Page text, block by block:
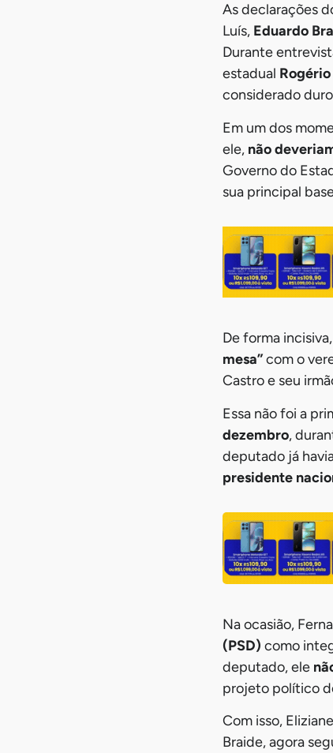
As declarações
Luís, Eduardo
Durante
estadual
considerado
Em um dos
ele, não
Governo do
sua principal
De forma
mesa”com o
Castro e seu
Essa não foi a
dezembro,
deputado já
presidente
Na ocasião,
(PSD) como
deputado, ele
projeto político
Com isso,
Braide, agora